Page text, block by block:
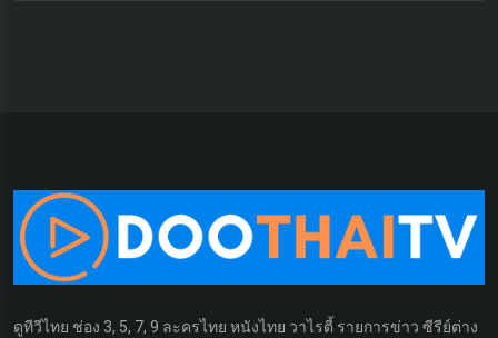
ดูทีวีไทย ช่อง 3, 5, 7, 9 ละครไทย หนังไทย วาไรตี้ รายการข่าว ซีรีย์ต่าง